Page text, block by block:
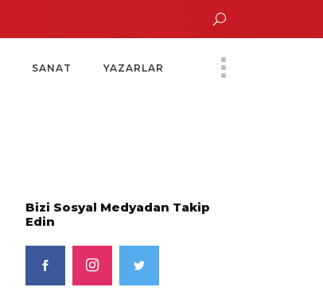
Yoko Ono Sergisi Özel Bir Davetle Açıldı
SANAT YAZARLAR
Bizi Sosyal Medyadan Takip
Edin